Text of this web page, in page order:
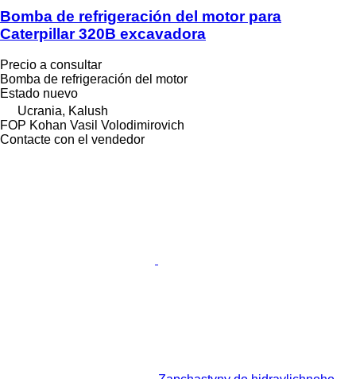
Bomba de refrigeración del motor para
Caterpillar 320B excavadora
Precio a consultar
Bomba de refrigeración del motor
Estado nuevo
Ucrania, Kalush
FOP Kohan Vasil Volodimirovich
Contacte con el vendedor